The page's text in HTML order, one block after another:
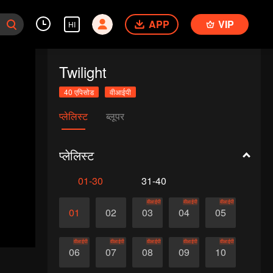
HI APP VIP
Twilight
40 एपिसोड वीआईपी
प्लेलिस्ट ब्लूपर
प्लेलिस्ट
01-30 31-40
01 02 03
वीआईपी
04
वीआईपी
05
वीआईपी
06
वीआईपी
07
वीआईपी
08
वीआईपी
09
वीआईपी
10
वीआईपी